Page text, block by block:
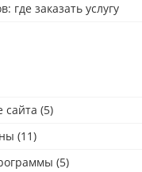
где заказать услугу
сайта (5)
(11)
(5)